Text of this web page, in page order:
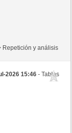
Repetición y análisis
2026 15:46- Tablas